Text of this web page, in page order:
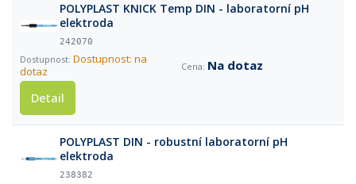
POLYPLAST KNICK Temp DIN - laboratorní pH
elektroda
242070
Dostupnost: na
dotaz
Na dotaz
Detail
POLYPLAST DIN - robustní laboratorní pH
elektroda
238382